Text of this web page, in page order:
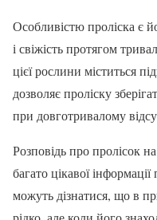
Особливістю проліска є
і свіжість протягом
цієї рослини міститься
дозволяє проліску
при довготривалому
Розповідь про пролісок
багато цікавої
можуть дізнатися, що в